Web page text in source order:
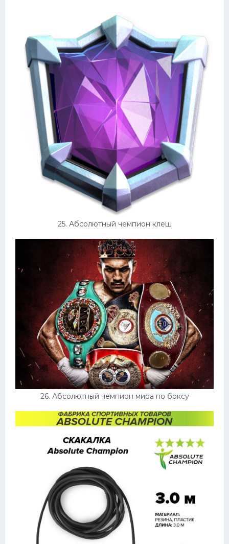
25. Абсолютный чемпион клеш
26. Абсолютный чемпион мира по боксу